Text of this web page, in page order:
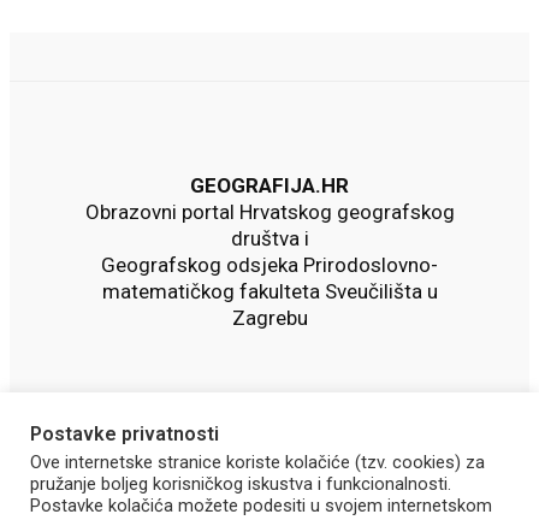
GEOGRAFIJA.HR
Obrazovni portal Hrvatskog geografskog
društva i
Geografskog odsjeka Prirodoslovno-
matematičkog fakulteta Sveučilišta u
Zagrebu
Postavke privatnosti
Ove internetske stranice koriste kolačiće (tzv. cookies) za
pružanje boljeg korisničkog iskustva i funkcionalnosti.
Postavke kolačića možete podesiti u svojem internetskom